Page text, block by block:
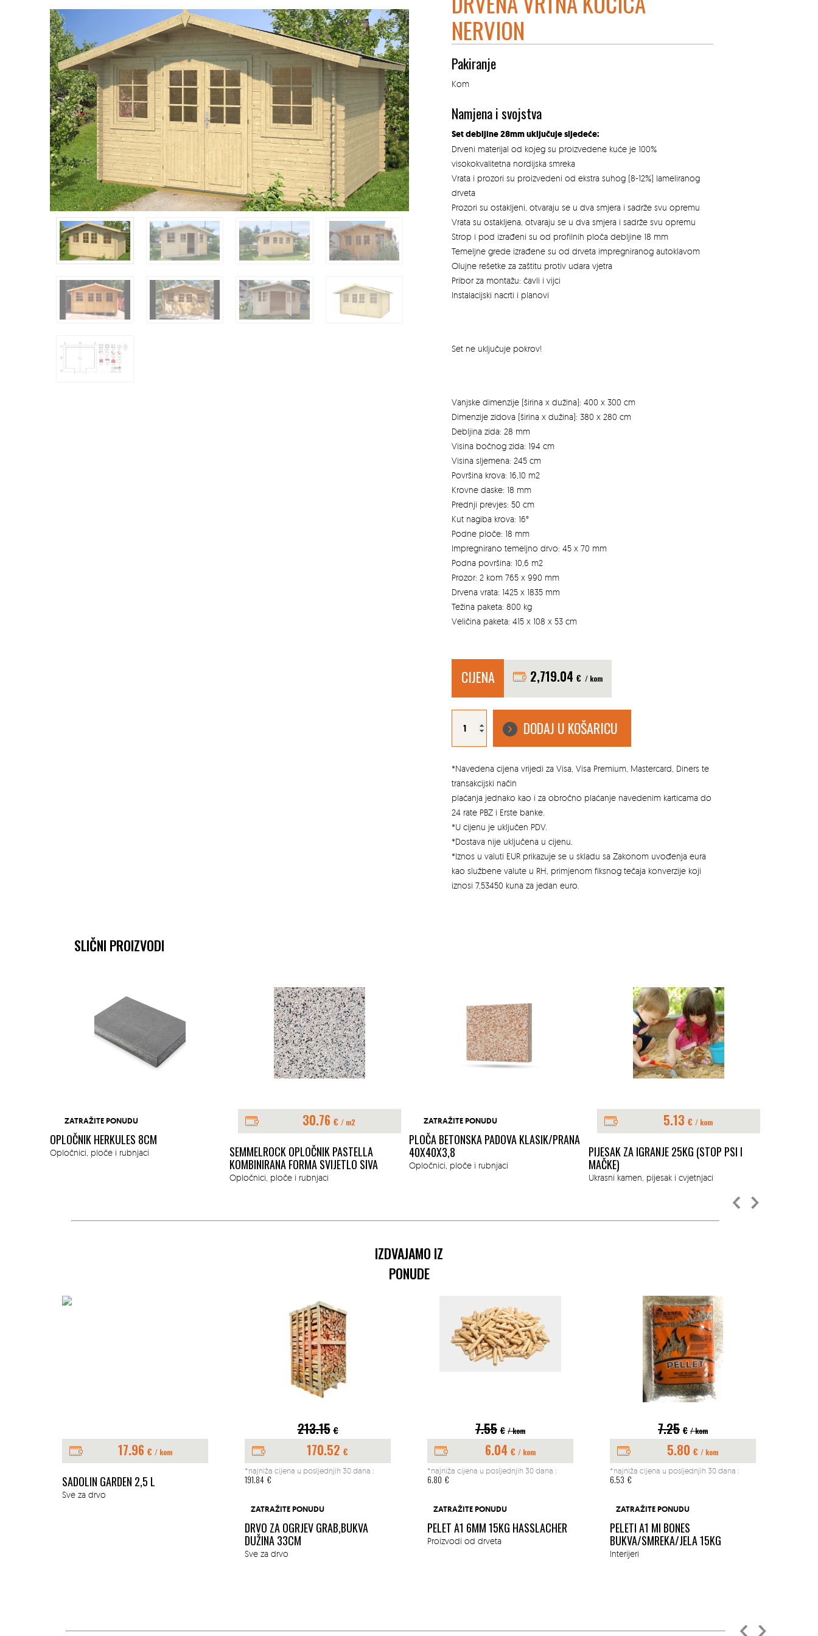
NERVION
Pakiranje
Kom
Namjena i svojstva
Set debljine 28mm uključuje sljedeće:
Drveni materijal od kojeg su proizvedene kuće je 100%
visokokvalitetna nordijska smreka
Vrata i prozori su proizvedeni od ekstra suhog (8-12%) lameliranog
drveta
Prozori su ostakljeni, otvaraju se u dva smjera i sadrže svu opremu
Vrata su ostakljena, otvaraju se u dva smjera i sadrže svu opremu
Strop i pod izrađeni su od profilnih ploča debljine 18 mm
Temeljne grede izrađene su od drveta impregniranog autoklavom
Olujne rešetke za zaštitu protiv udara vjetra
Pribor za montažu: čavli i vijci
Instalacijski nacrti i planovi
Set ne uključuje pokrov!
Vanjske dimenzije (širina x dužina): 400 x 300 cm
Dimenzije zidova (širina x dužina): 380 x 280 cm
Debljina zida: 28 mm
Visina bočnog zida: 194 cm
Visina sljemena: 245 cm
Površina krova: 16,10 m2
Krovne daske: 18 mm
Prednji prevjes: 50 cm
Kut nagiba krova: 16°
Podne ploče: 18 mm
Impregnirano temeljno drvo: 45 x 70 mm
Podna površina: 10,6 m2
Prozor: 2 kom 765 x 990 mm
Drvena vrata: 1425 x 1835 mm
Težina paketa: 800 kg
Veličina paketa: 415 x 108 x 53 cm
CIJENA 2,719.04 € / kom
DRVENA
KUĆICA
NERVION
DODAJ U KOŠARICU
*Navedena cijena vrijedi za Visa, Visa Premium, Mastercard, Diners te
transakcijski način
plaćanja jednako kao i za obročno plaćanje navedenim karticama do
24 rate PBZ i Erste banke.
*U cijenu je uključen PDV.
*Dostava nije uključena u cijenu.
*Iznos u valuti EUR prikazuje se u skladu sa Zakonom uvođenja eura
kao službene valute u RH, primjenom fiksnog tečaja konverzije koji
iznosi 7,53450 kuna za jedan euro.
SLIČNI PROIZVODI
ZATRAŽITE PONUDU
OPLOČNIK HERKULES 8CM
Opločnici, ploče i rubnjaci
30.76 € / m2
SEMMELROCK OPLOČNIK PASTELLA
KOMBINIRANA FORMA SVIJETLO SIVA
Opločnici, ploče i rubnjaci
ZATRAŽITE PONUDU
PLOČA BETONSKA PADOVA KLASIK/PRANA
40X40X3,8
Opločnici, ploče i rubnjaci
5.13 € / kom
PIJESAK ZA IGRANJE 25KG (STOP PSI I
MAČKE)
Ukrasni kamen, pijesak i cvjetnjaci
IZDVAJAMO IZ
PONUDE
17.96 € / kom
SADOLIN GARDEN 2,5 L
Sve za drvo
213.15 €
170.52 €
*najniža cijena u posljednjih 30 dana :
191.84 €
ZATRAŽITE PONUDU
DRVO ZA OGRJEV GRAB,BUKVA
DUŽINA 33CM
Sve za drvo
7.55 € / kom
6.04 € / kom
*najniža cijena u posljednjih 30 dana :
6.80 €
ZATRAŽITE PONUDU
PELET A1 6MM 15KG HASSLACHER
Proizvodi od drveta
7.25 € / kom
5.80 € / kom
*najniža cijena u posljednjih 30 dana :
6.53 €
ZATRAŽITE PONUDU
PELETI A1 MI BONES
BUKVA/SMREKA/JELA 15KG
Interijeri